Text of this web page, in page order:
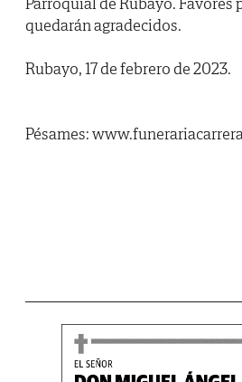
quedarán agradecidos.
Rubayo, 17 de febrero de 2023.
Pésames: